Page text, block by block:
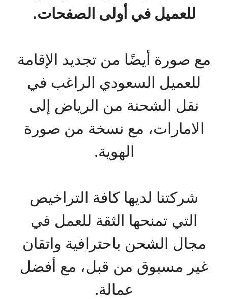
للعميل في أولى الصفحات.
مع صورة أيضًا من تجديد الإقامة
للعميل السعودي الراغب في
نقل الشحنة من الرياض إلى
الامارات، مع نسخة من صورة
الهوية.
شركتنا لديها كافة التراخيص
التي تمنحها الثقة للعمل في
مجال الشحن باحترافية واتقان
غير مسبوق من قبل، مع أفضل
عمالة.